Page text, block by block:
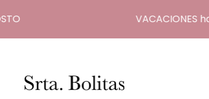
VACACIONES